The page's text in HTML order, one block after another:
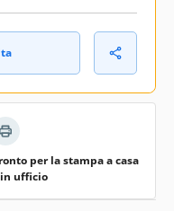
per la stampa a casa
ufficio